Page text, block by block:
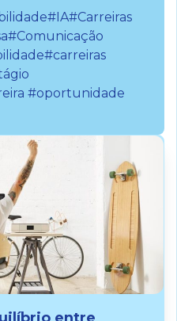
#IA#Carreiras
#Comunicação
#carreiras
#oportunidade